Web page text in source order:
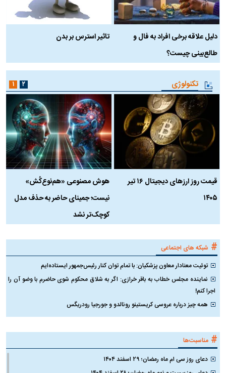
دلیل علاقه برخی افراد به فال و
طالع‌بینی چیست؟
تاثیر استرس بر بدن
تکنولوژی
قیمت روز ارز‌های دیجیتال ۱۶ تیر
۱۴۰۵
هوش مصنوعی «هم‌نوع‌کُش»
نیست؛ جمینای حاضر به حذف مدل
کوچک‌تر نشد
۱ ۲
# شبکه های اجتماعی
توئیت معنادار معاون پزشکیان: با تمام توان کنار رئیس‌جمهور ایستاده‌ایم
نماینده مجلس خطاب به باقر خرازی: اگر به شلاق محکوم شوی حاضرم با وضو آن را
اجرا کنم!
همه چیز درباره عروسی کریستینو رونالدو و جورجیا رودریگس
# مناسبت‌ها
دعای روز سی ام ماه رمضان؛ ۲۹ اسفند ۱۴۰۴